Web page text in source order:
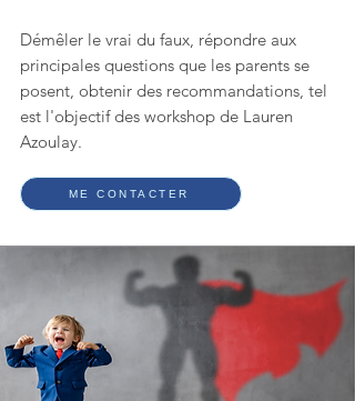
Démêler le vrai du faux, répondre aux
principales questions que les parents se
posent, obtenir des recommandations, tel
est l'objectif des workshop de Lauren
Azoulay.
ME CONTACTER